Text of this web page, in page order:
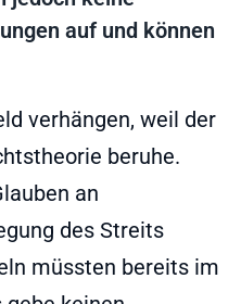
auf und können
verhängen, weil der
beruhe.
an
des Streits
müssten bereits im